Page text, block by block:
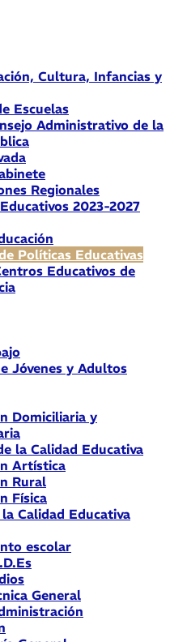
Cultura, Infancias y
Escuelas
Administrativo de la
Regionales
2023-2027
Políticas Educativas
Educativos de
Jóvenes y Adultos
Domiciliaria y
la Calidad Educativa
Artística
Rural
Física
Calidad Educativa
escolar
General